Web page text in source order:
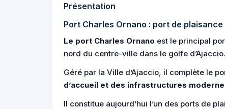
Présentation
Port Charles Ornano : port de
Le port Charles Ornano est le principal
nord du centre-ville dans le golfe d’Ajaccio.
Géré par la Ville d’Ajaccio, il complète le
d’accueil et des infrastructures
Il constitue aujourd’hui l’un des ports de